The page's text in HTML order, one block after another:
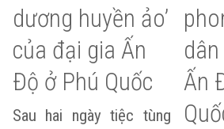
dương huyền ảo’
của đại gia Ấn
Độ ở Phú Quốc
Sau hai ngày tiệc tùng
Ấn